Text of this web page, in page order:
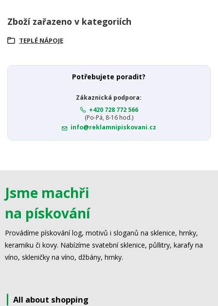
Zboží zařazeno v kategoriích
TEPLÉ NÁPOJE
Potřebujete poradit?
Zákaznická podpora:
+420 728 772 566
(Po-Pá, 8-16 hod.)
info@reklamnipiskovani.cz
Jsme machři
na pískování
Provádíme pískování log, motivů i sloganů na sklenice, hrnky,
keramiku či kovy. Nabízíme svatební sklenice, půllitry, karafy na
víno, skleničky na víno, džbány, hrnky.
All about shopping